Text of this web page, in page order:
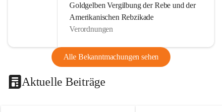
Goldgelben Vergilbung der Rebe und der
Amerikanischen Rebzikade
Verordnungen
Alle Bekanntmachungen sehen
Aktuelle Beiträge